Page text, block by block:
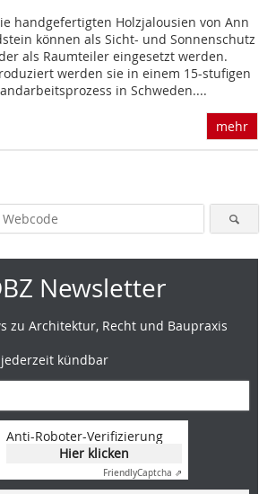
handgefertigten Holzjalousien von Ann
können als Sicht- und Sonnenschutz
als Raumteiler eingesetzt werden.
werden sie in einem 15-stufigen
in Schweden....
mehr
Newsletter
zu Architektur, Recht und Baupraxis
kündbar
Anti-Roboter-Verifizierung
Hier klicken
FriendlyCaptcha ⇗